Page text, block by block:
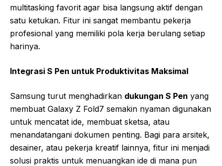
multitasking favorit agar bisa langsung aktif dengan
satu ketukan. Fitur ini sangat membantu pekerja
profesional yang memiliki pola kerja berulang setiap
harinya.
Integrasi S Pen untuk Produktivitas Maksimal
Samsung turut menghadirkan dukungan S Pen yang
membuat Galaxy Z Fold7 semakin nyaman digunakan
untuk mencatat ide, membuat sketsa, atau
menandatangani dokumen penting. Bagi para arsitek,
desainer, atau pekerja kreatif lainnya, fitur ini menjadi
solusi praktis untuk menuangkan ide di mana pun